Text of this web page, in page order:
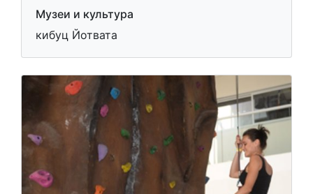
Музеи и культура
кибуц Йотвата